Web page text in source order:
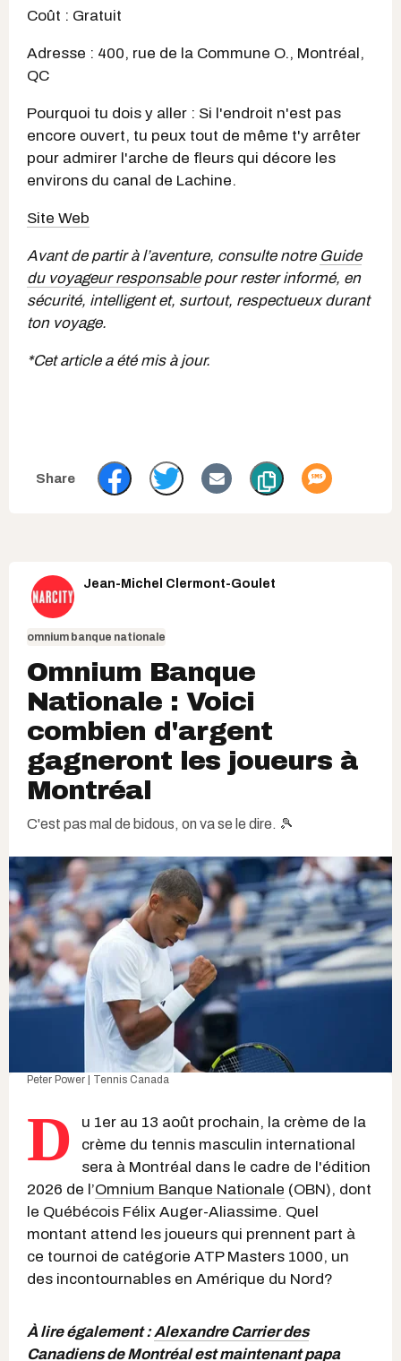
Coût : Gratuit
Adresse : 400, rue de la Commune O., Montréal,
QC
Pourquoi tu dois y aller : Si l'endroit n'est pas
encore ouvert, tu peux tout de même t'y arrêter
pour admirer l'arche de fleurs qui décore les
environs du canal de Lachine.
Site Web
Avant de partir à l’aventure, consulte notre Guide
du voyageur responsablepour rester informé, en
sécurité, intelligent et, surtout, respectueux durant
ton voyage.
*Cet article a été mis à jour.
Jean-Michel Clermont-Goulet
omnium banque nationale
Omnium Banque
Nationale : Voici
combien d'argent
gagneront les joueurs à
Montréal
C'est pas mal de bidous, on va se le dire. 🎾
Peter Power | Tennis Canada
D
u 1er au 13 août prochain, la crème de la
crème du tennis masculin international
sera à Montréal dans le cadre de l'édition
2026 de l’Omnium Banque Nationale (OBN), dont
le Québécois Félix Auger-Aliassime. Quel
montant attend les joueurs qui prennent part à
ce tournoi de catégorie ATP Masters 1000, un
des incontournables en Amérique du Nord?
À lire également :Alexandre Carrier des
Canadiens de Montréal est maintenant papa